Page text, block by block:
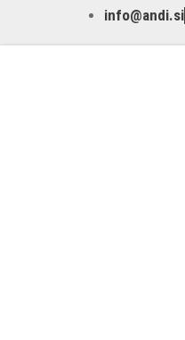
info@andi.si